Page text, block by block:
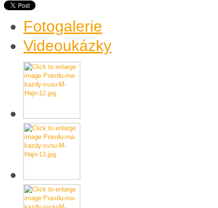
Fotogalerie
Videoukázky